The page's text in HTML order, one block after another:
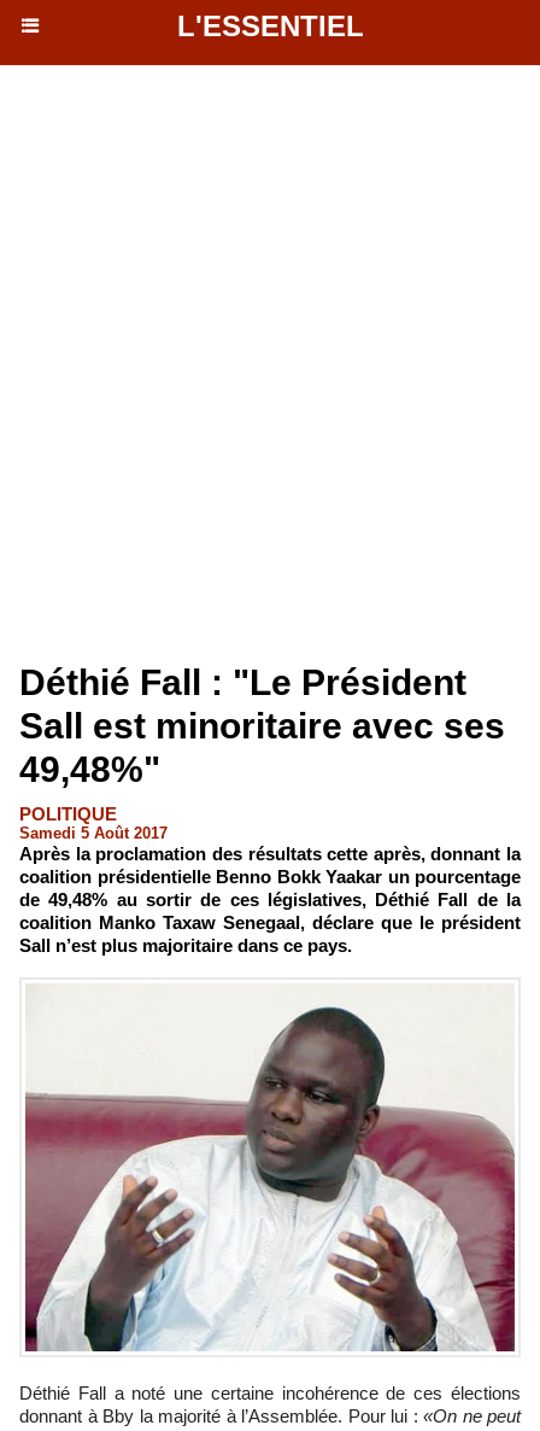
L'ESSENTIEL
Déthié Fall : "Le Président
Sall est minoritaire avec ses
49,48%"
POLITIQUE
Samedi 5 Août 2017
Après la proclamation des résultats cette après, donnant la
coalition présidentielle Benno Bokk Yaakar un pourcentage
de 49,48% au sortir de ces législatives, Déthié Fall de la
coalition Manko Taxaw Senegaal, déclare que le président
Sall n’est plus majoritaire dans ce pays.
Déthié Fall a noté une certaine incohérence de ces élections
donnant à Bby la majorité à l’Assemblée. Pour lui : «On ne peut